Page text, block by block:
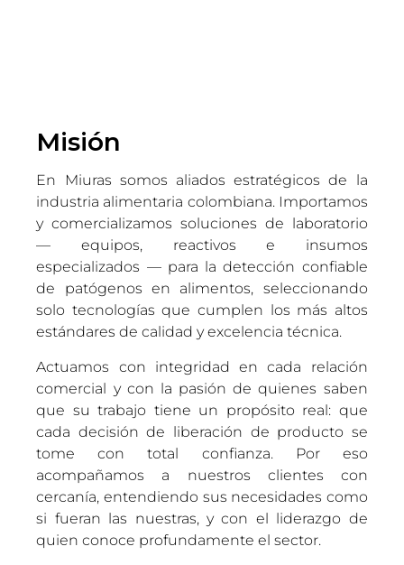
Misión
En Miuras somos aliados estratégicos de la
industria alimentaria colombiana. Importamos
y comercializamos soluciones de laboratorio
— equipos, reactivos e insumos
especializados — para la detección confiable
de patógenos en alimentos, seleccionando
solo tecnologías que cumplen los más altos
estándares de calidad y excelencia técnica.
Actuamos con integridad en cada relación
comercial y con la pasión de quienes saben
que su trabajo tiene un propósito real: que
cada decisión de liberación de producto se
tome con total confianza. Por eso
acompañamos a nuestros clientes con
cercanía, entendiendo sus necesidades como
si fueran las nuestras, y con el liderazgo de
quien conoce profundamente el sector.